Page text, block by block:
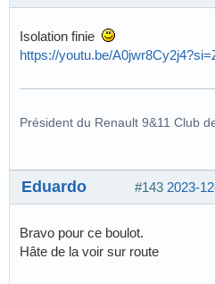
Isolation finie
https://youtu.be/
Président du Renault 9&11 Club
#143 2023-
Eduardo
Bravo pour ce boulot.
Hâte de la voir sur route